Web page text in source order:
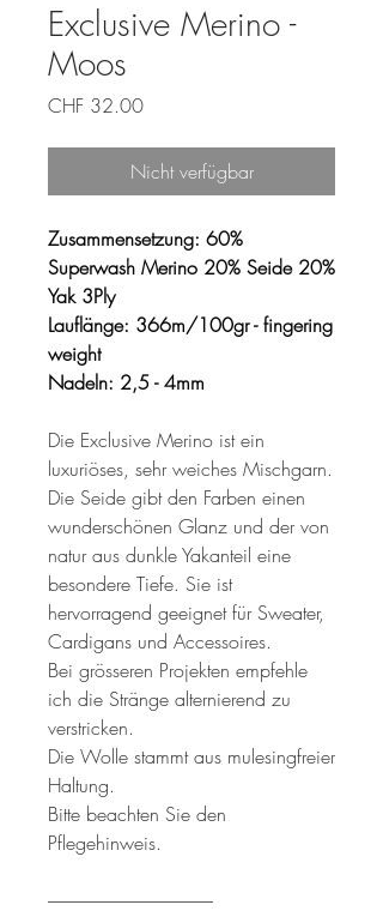
Exclusive Merino -
Moos
CHF 32.00Preis
Nicht verfügbar
Zusammensetzung: 60%
Superwash Merino 20% Seide 20%
Yak 3Ply
Lauflänge: 366m/100gr - fingering
weight
Nadeln: 2,5 - 4mm
Die Exclusive Merino ist ein
luxuriöses, sehr weiches Mischgarn.
Die Seide gibt den Farben einen
wunderschönen Glanz und der von
natur aus dunkle Yakanteil eine
besondere Tiefe. Sie ist
hervorragend geeignet für Sweater,
Cardigans und Accessoires.
Bei grösseren Projekten empfehle
ich die Stränge alternierend zu
verstricken.
Die Wolle stammt aus mulesingfreier
Haltung.
Bitte beachten Sie den
Pflegehinweis.
----------------------------------------------